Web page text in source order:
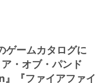
ームカタログに
・オブ・パンド
『ファイアファイ